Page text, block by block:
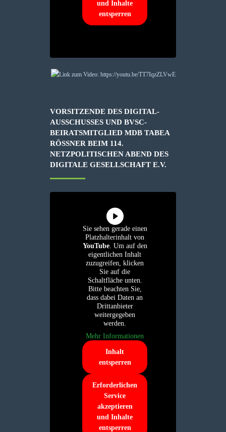
und Inhalte
entsperren
VORSITZENDE DES DIGITAL-
AUSSCHUSSES UND BVSC-
BEIRATSMITGLIED MDB TABEA
RÖSSNER BEIM 114. N
ETZPOLITISCHEN ABEND DES D
IGITALE GESELLSCHAFT E.V.
Sie sehen gerade einen
Platzhalterinhalt von
YouTube. Um auf den
eigentlichen Inhalt
zuzugreifen, klicken
Sie auf die
Schaltfläche unten.
Bitte beachten Sie,
dass dabei Daten an
Drittanbieter
weitergegeben
werden.
Mehr Informationen
Inhalt
entsperren
Erforderlichen
Service
akzeptieren
und Inhalte
entsperren